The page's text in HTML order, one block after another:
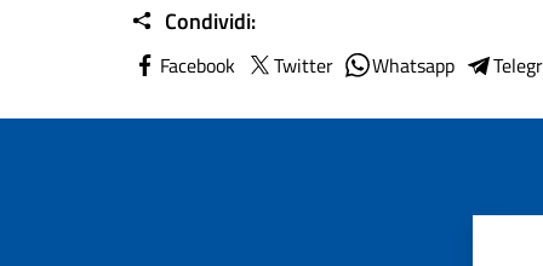
Condividi:
Facebook Twitter Whatsapp